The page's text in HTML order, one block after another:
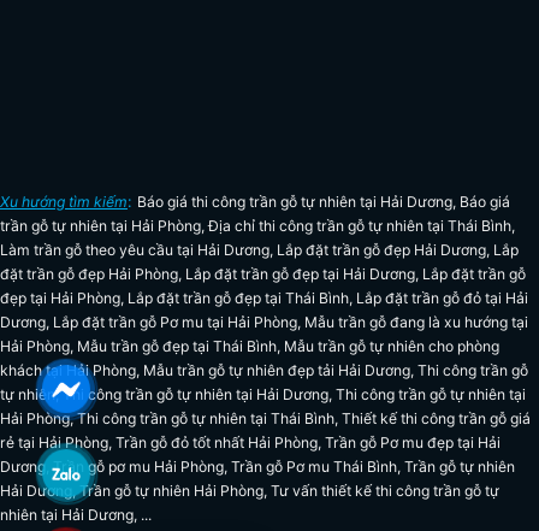
Xu hướng tìm kiếm: Báo giá thi công trần gỗ tự nhiên tại Hải Dương, Báo giá
trần gỗ tự nhiên tại Hải Phòng,Địa chỉ thi công trần gỗ tự nhiên tại Thái Bình,
Làm trần gỗ theo yêu cầu tại Hải Dương, Lắp đặt trần gỗ đẹp Hải Dương, Lắp
đặt trần gỗ đẹp Hải Phòng, Lắp đặt trần gỗ đẹp tại Hải Dương, Lắp đặt trần gỗ
đẹp tại Hải Phòng, Lắp đặt trần gỗ đẹp tại Thái Bình, Lắp đặt trần gỗ đỏ tại Hải
Dương, Lắp đặt trần gỗ Pơ mu tại Hải Phòng, Mẫu trần gỗ đang là xu hướng tại
Hải Phòng, Mẫu trần gỗ đẹp tại Thái Bình, Mẫu trần gỗ tự nhiên cho phòng
khách tại Hải Phòng, Mẫu trần gỗ tự nhiên đẹp tải Hải Dương, Thi công trần gỗ
tự nhiên,Thi công trần gỗ tự nhiên tại Hải Dương, Thi công trần gỗ tự nhiên tại
Hải Phòng,Thi công trần gỗ tự nhiên tại Thái Bình, Thiết kế thi công trần gỗ giá
rẻ tại Hải Phòng, Trần gỗ đỏ tốt nhất Hải Phòng, Trần gỗ Pơ mu đẹp tại Hải
Dương ,Trần gỗ pơ mu Hải Phòng, Trần gỗ Pơ mu Thái Bình, Trần gỗ tự nhiên
Hải Dương
,Trần gỗ tự nhiên Hải Phòng, Tư vấn thiết kế thi công trần gỗ tự
nhiên tại Hải Dương, ...